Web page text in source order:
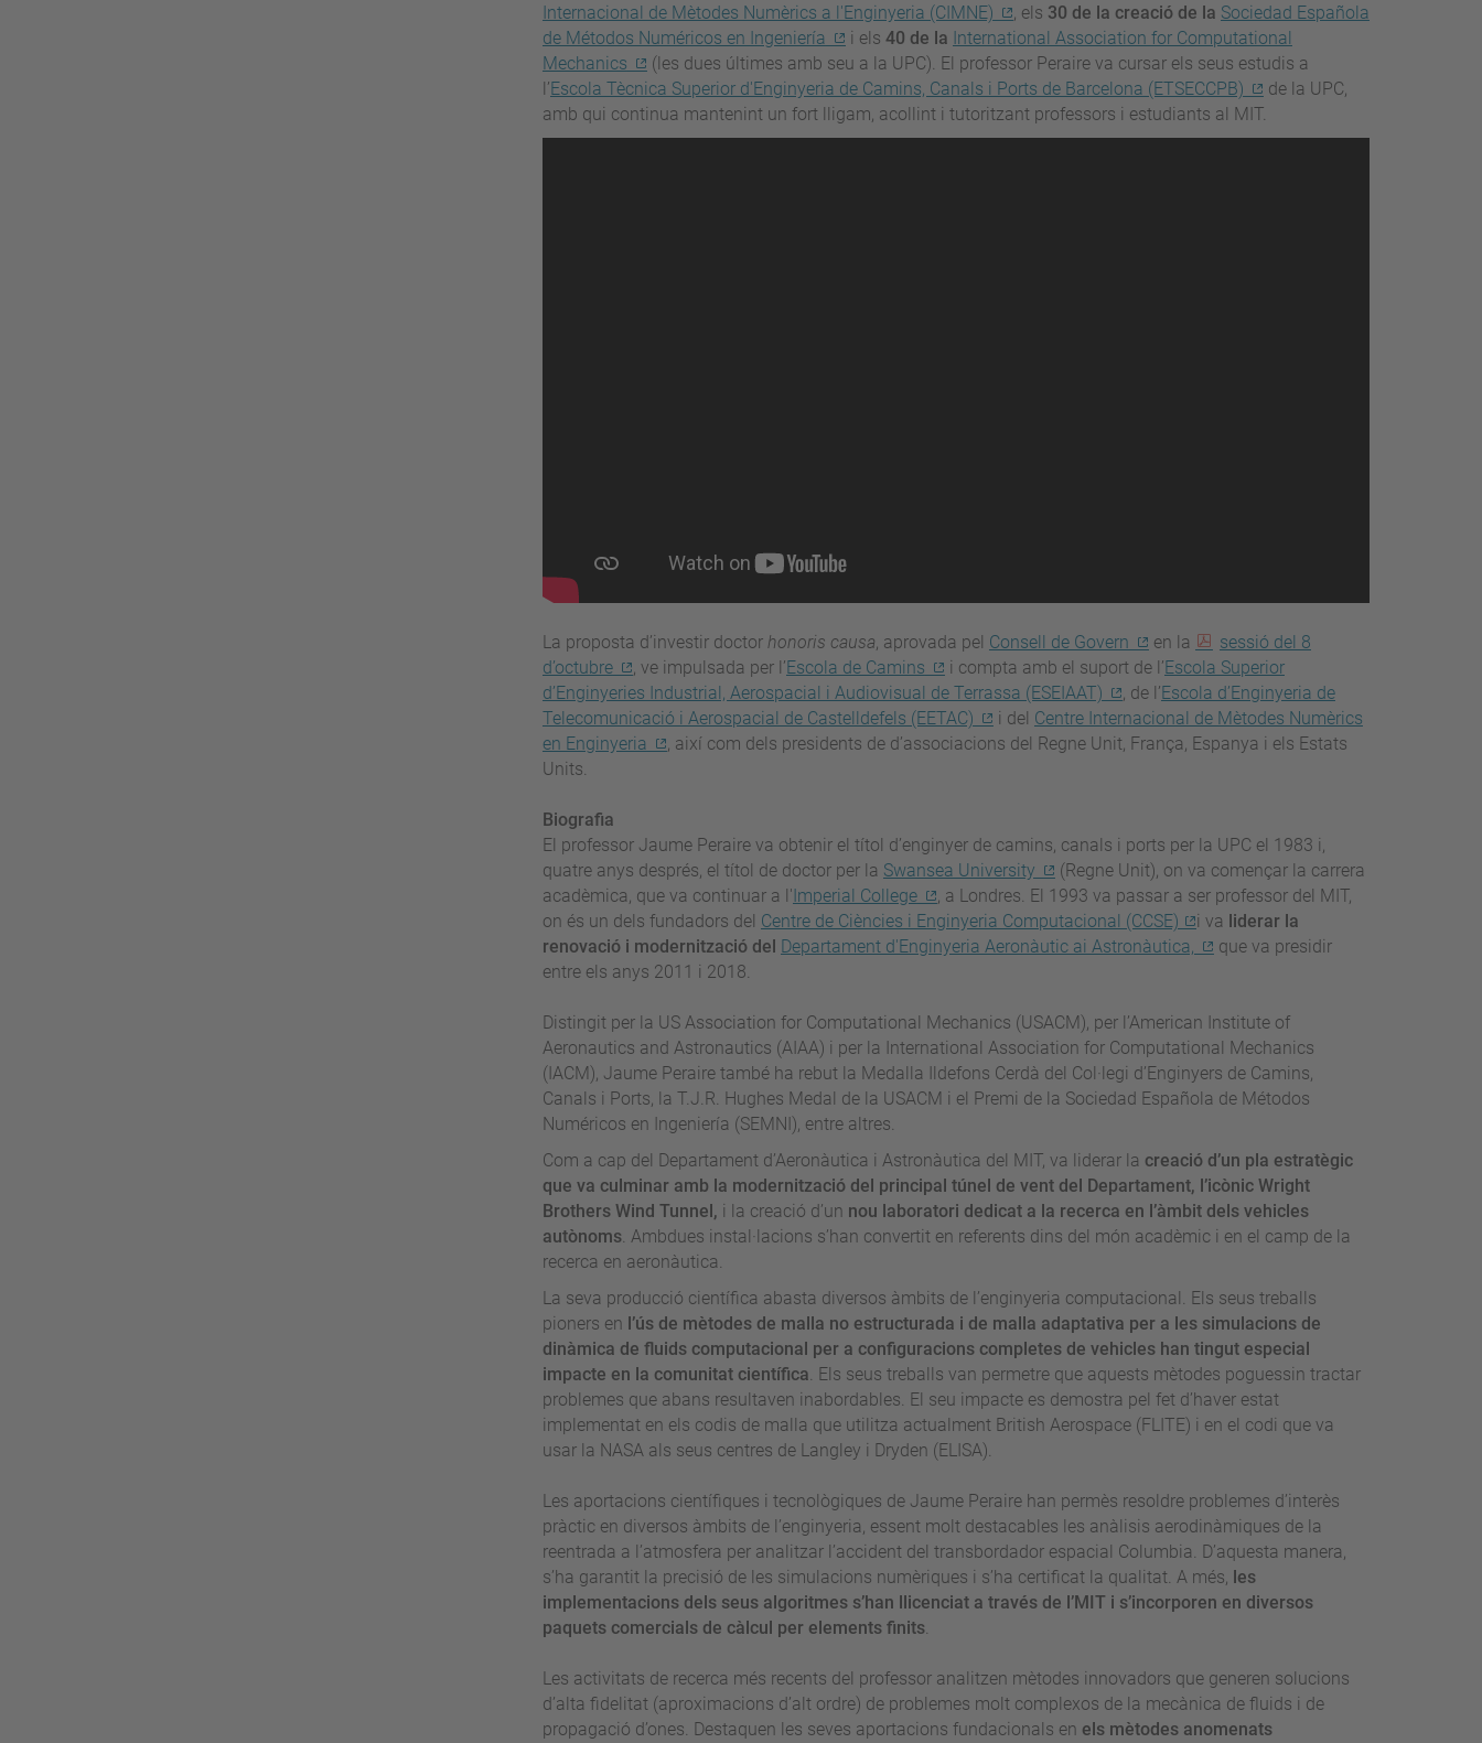
Internacional de Mètodes Numèrics a l'Enginyeria (CIMNE)
, els 30 de la creació de la Sociedad Española
de Métodos Numéricos en Ingeniería
i els 40 de la International Association for Computational
Mechanics
(les dues últimes amb seu a la UPC). El professor Peraire va cursar els seus estudis a
l’Escola Tècnica Superior d'Enginyeria de Camins, Canals i Ports de Barcelona (ETSECCPB)
de la UPC,
amb qui continua mantenint un fort lligam, acollint i tutoritzant professors i estudiants al MIT.
La proposta d’investir doctor honoris causa, aprovada pel Consell de Govern en la
sessió del 8
d’octubre
, ve impulsada per l’Escola de Camins i compta amb el suport de l’Escola Superior
d’Enginyeries Industrial, Aerospacial i Audiovisual de Terrassa (ESEIAAT)
, de l’Escola d’Enginyeria de
Telecomunicació i Aerospacial de Castelldefels (EETAC)
i del Centre Internacional de Mètodes Numèrics
en Enginyeria
, així com dels presidents de d’associacions del Regne Unit, França, Espanya i els Estats
Units.
Biografia
El professor Jaume Peraire va obtenir el títol d’enginyer de camins, canals i ports per la UPC el 1983 i,
quatre anys després, el títol de doctor per la Swansea University
(Regne Unit), on va començar la carrera
acadèmica, que va continuar a l' Imperial College
, a Londres. El 1993 va passar a ser professor del MIT,
on és un dels fundadors del Centre de Ciències i Enginyeria Computacional (CCSE) i va liderar la
renovació i modernització del Departament d'Enginyeria Aeronàutic ai Astronàutica,
que va presidir
entre els anys 2011 i 2018.
Distingit per la US Association for Computational Mechanics (USACM), per l’American Institute of
Aeronautics and Astronautics (AIAA) i per la International Association for Computational Mechanics
(IACM), Jaume Peraire també ha rebut la Medalla Ildefons Cerdà del Col·legi d’Enginyers de Camins,
Canals i Ports, la T.J.R. Hughes Medal de la USACM i el Premi de la Sociedad Española de Métodos
Numéricos en Ingeniería (SEMNI), entre altres.
Com a cap del Departament d’Aeronàutica i Astronàutica del MIT, va liderar la creació d’un pla estratègic
que va culminar amb la modernització del principal túnel de vent del Departament, l’icònic Wright
Brothers Wind Tunnel, i la creació d’un nou laboratori dedicat a la recerca en l’àmbit dels vehicles
autònoms. Ambdues instal·lacions s’han convertit en referents dins del món acadèmic i en el camp de la
recerca en aeronàutica.
La seva producció científica abasta diversos àmbits de l’enginyeria computacional. Els seus treballs
pioners en l’ús de mètodes de malla no estructurada i de malla adaptativa per a les simulacions de
dinàmica de fluids computacional per a configuracions completes de vehicles han tingut especial
impacte en la comunitat científica. Els seus treballs van permetre que aquests mètodes poguessin tractar
problemes que abans resultaven inabordables. El seu impacte es demostra pel fet d’haver estat
implementat en els codis de malla que utilitza actualment British Aerospace (FLITE) i en el codi que va
usar la NASA als seus centres de Langley i Dryden (ELISA).
Les aportacions científiques i tecnològiques de Jaume Peraire han permès resoldre problemes d’interès
pràctic en diversos àmbits de l’enginyeria, essent molt destacables les anàlisis aerodinàmiques de la
reentrada a l’atmosfera per analitzar l’accident del transbordador espacial Columbia. D’aquesta manera,
s’ha garantit la precisió de les simulacions numèriques i s’ha certificat la qualitat. A més, les
implementacions dels seus algoritmes s’han llicenciat a través de l’MIT i s’incorporen en diversos
paquets comercials de càlcul per elements finits.
Les activitats de recerca més recents del professor analitzen mètodes innovadors que generen solucions
d’alta fidelitat (aproximacions d’alt ordre) de problemes molt complexos de la mecànica de fluids i de
propagació d’ones. Destaquen les seves aportacions fundacionals en els mètodes anomenats